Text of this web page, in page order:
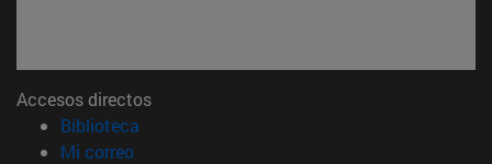
Accesos directos
Biblioteca
Mi correo(abre en nueva ventana)